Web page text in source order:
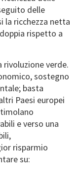
delle
la ricchezza netta
rispetto a
rivoluzione verde.
sostegno
basta
Paesi europei
e verso una
risparmio
su: